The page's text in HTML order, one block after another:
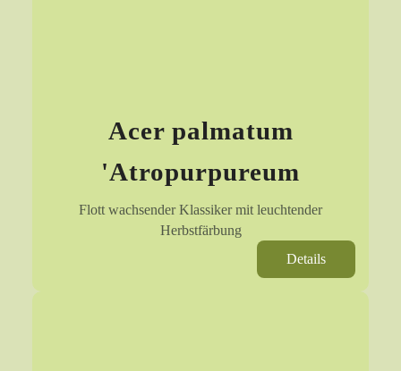
Acer palmatum
'Atropurpureum
Flott wachsender Klassiker mit leuchtender
Herbstfärbung
Details